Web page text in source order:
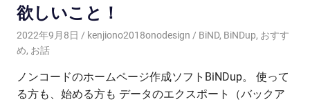
欲しいこと！
2022年9月8日 kenjiono2018onodesign BiND, BiNDup, おすす
め, お話
ノンコードのホームページ作成ソフトBiNDup。 使って
る方も、始める方も データのエクスポート（バックア